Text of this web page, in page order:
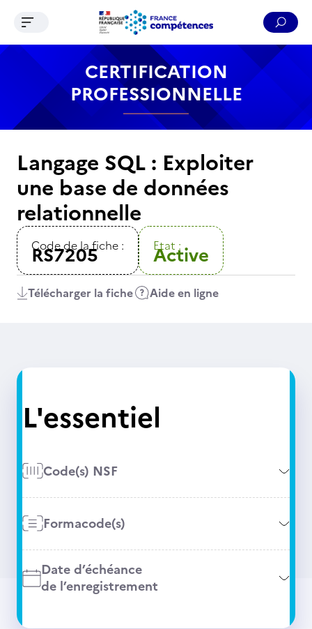
Contenu Recherche Menu Pied de page
Ouvrir le menu de navigation
CERTIFICATION
PROFESSIONNELLE
Langage SQL : Exploiter
une base de données
relationnelle
Code de la fiche :
RS7205 Etat :
Active
Télécharger la fiche Aide en ligne
L'essentiel
Code(s) NSF
Formacode(s)
Date d’échéance
de l’enregistrement